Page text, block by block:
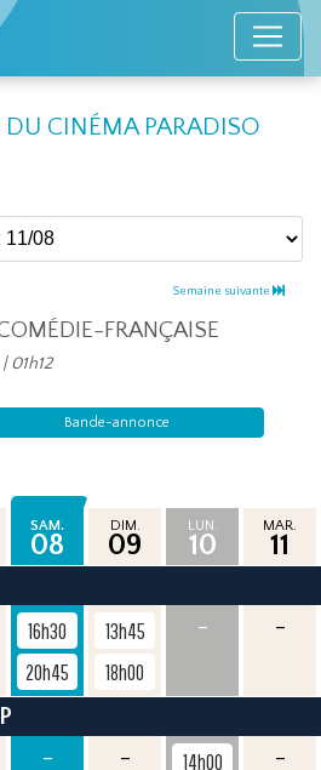
DU CINÉMA PARADISO
Semaine suivante
FRANÇAISE
01h12
Bande-annonce
SAM.
08
DIM.
09
LUN.
10
MAR.
11
16h30
20h45
13h45
18h00
- -
- - 14h00 -